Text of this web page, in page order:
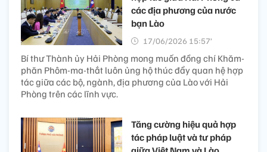
các địa phương của nước
bạn Lào
17/06/2026 15:57’
Bí thư Thành ủy Hải Phòng mong muốn đồng chí Khăm-
phăn Phôm-ma-thắt luôn ủng hộ thúc đẩy quan hệ hợp
tác giữa các bộ, ngành, địa phương của Lào với Hải
Phòng trên các lĩnh vực.
Tăng cường hiệu quả hợp
tác pháp luật và tư pháp